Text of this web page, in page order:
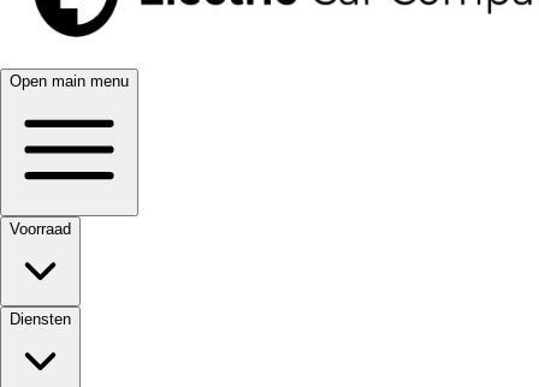
Open main menu
Voorraad
Diensten